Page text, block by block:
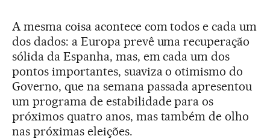
A mesma coisa acontece com todos e cada um
dos dados: a Europa prevê uma recuperação
sólida da Espanha, mas, em cada um dos
pontos importantes, suaviza o otimismo do
Governo, que na semana passada apresentou
um programa de estabilidade para os
próximos quatro anos, mas também de olho
nas próximas eleições.